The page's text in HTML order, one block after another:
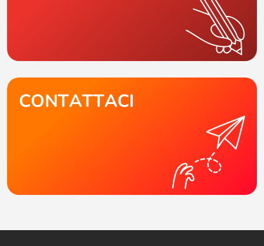
CONTATTACI